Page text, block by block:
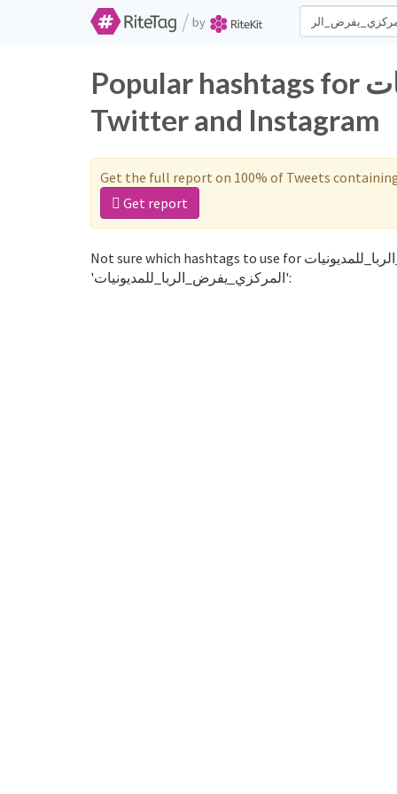
/ by
Popular hashtags for المركزي_يفرض_الربا_للمديونيات on
Twitter and Instagram
Get the full report on 100% of Tweets
Get report
Not sure which hashtags to use for المركزي_يفرض_الربا_للمديونيات? These 0 are often used along with the word
'المركزي_يفرض_الربا_للمديونيات':